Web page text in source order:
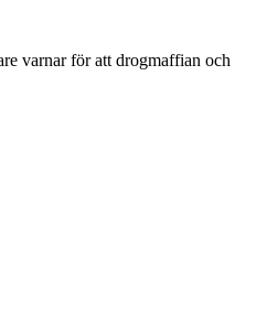
varnar för att drogmaffian och